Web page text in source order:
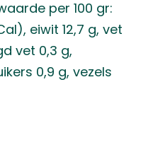
per 100 gr:
eiwit 12,7 g, vet
vet 0,3 g,
0,9 g, vezels